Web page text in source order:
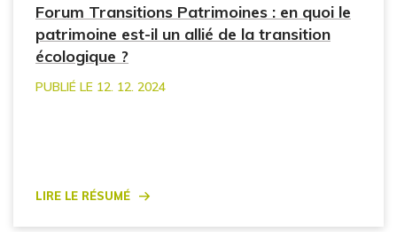
Forum Transitions Patrimoines : en quoi le
patrimoine est-il un allié de la transition
écologique ?
PUBLIÉ LE 12. 12. 2024
Lire le résumé